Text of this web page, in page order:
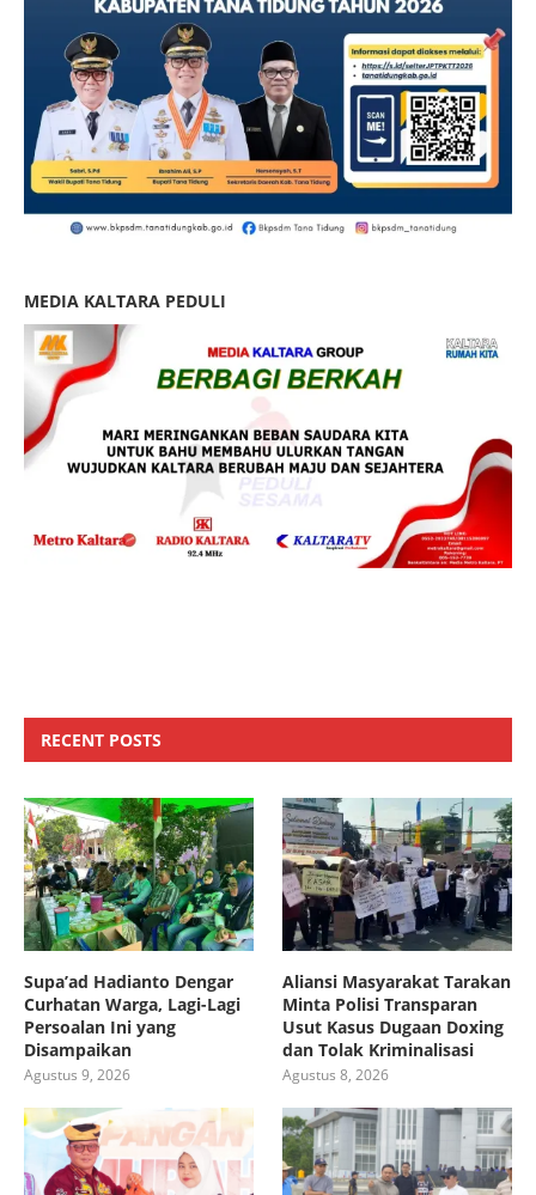
MEDIA KALTARA PEDULI
RECENT POSTS
Supa’ad Hadianto Dengar
Curhatan Warga, Lagi-Lagi
Persoalan Ini yang
Disampaikan
Agustus 9, 2026
Aliansi Masyarakat Tarakan
Minta Polisi Transparan
Usut Kasus Dugaan Doxing
dan Tolak Kriminalisasi
Agustus 8, 2026